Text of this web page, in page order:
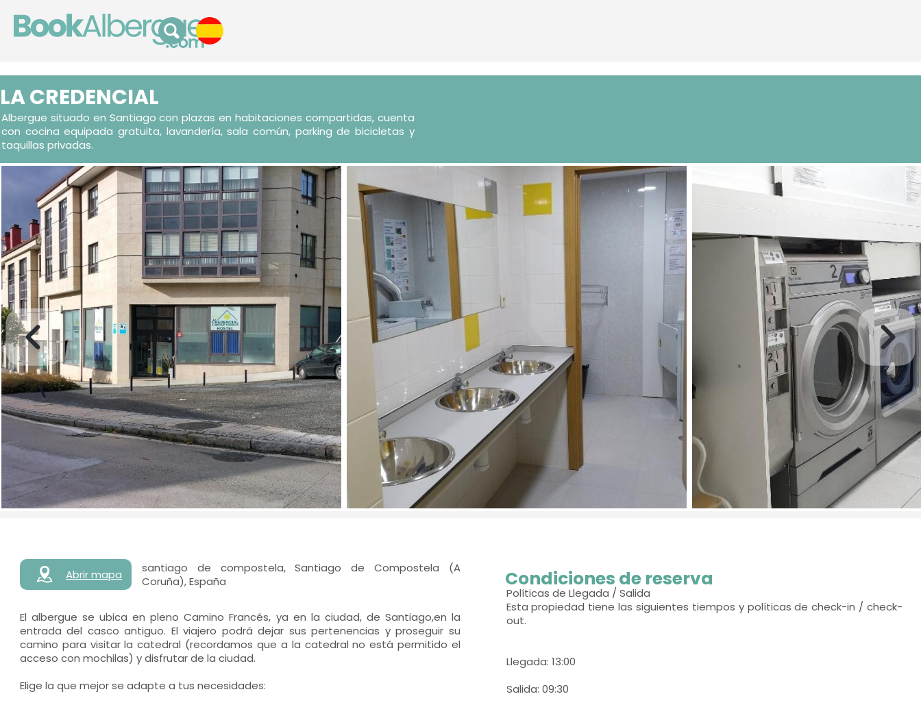
LA CREDENCIAL
Albergue situado en Santiago con plazas en habitaciones compartidas, cuenta
con cocina equipada gratuita, lavandería, sala común, parking de bicicletas y
taquillas privadas.
Abrir mapa
santiago de compostela, Santiago de Compostela (A
Coruña), España
El albergue se ubica en pleno Camino Francés, ya en la ciudad, de Santiago,en la
entrada del casco antiguo. El viajero podrá dejar sus pertenencias y proseguir su
camino para visitar la catedral (recordamos que a la catedral no está permitido el
acceso con mochilas) y disfrutar de la ciudad.
Elige la que mejor se adapte a tus necesidades:
Condiciones de reserva
Políticas de Llegada / Salida
Esta propiedad tiene las siguientes tiempos y políticas de check-in / check-
out.
Llegada: 13:00
Salida: 09:30